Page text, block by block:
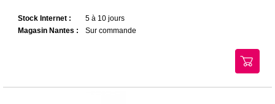
Stock Internet :
5 à 10 jours
Magasin Nantes :
Sur commande